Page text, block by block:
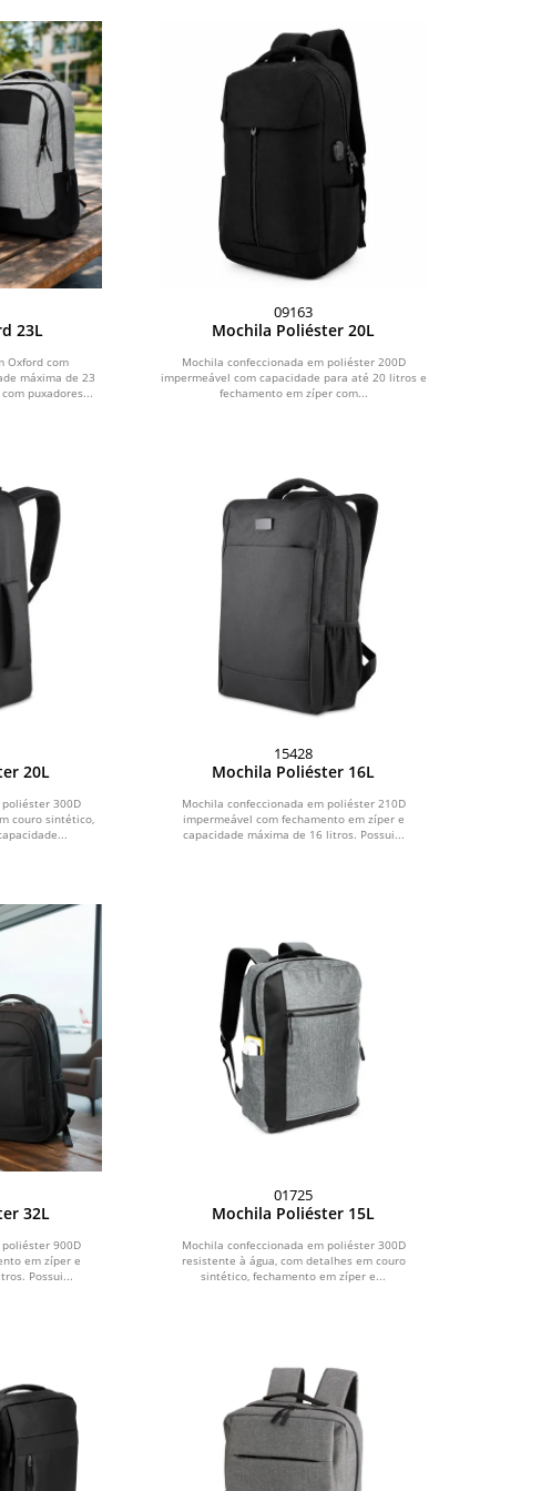
23L
Oxford com
máxima de 23
puxadores...
09163
Mochila Poliéster 20L
Mochila confeccionada em poliéster 200D
impermeável com capacidade para até 20 litros e
fechamento em zíper com...
20L
300D
couro sintético,
15428
Mochila Poliéster 16L
Mochila confeccionada em poliéster 210D
impermeável com fechamento em zíper e
capacidade máxima de 16 litros. Possui...
32L
900D
em zíper e
Possui...
01725
Mochila Poliéster 15L
Mochila confeccionada em poliéster 300D
resistente à água, com detalhes em couro
sintético, fechamento em zíper e...